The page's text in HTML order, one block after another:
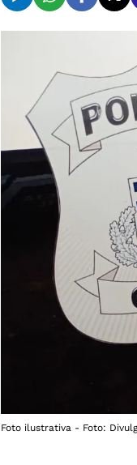
Foto ilustrativa - Foto: